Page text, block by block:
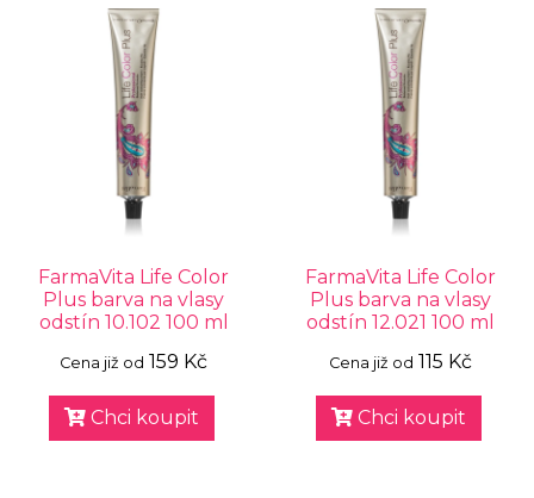
FarmaVita Life Color
Plus barva na vlasy
odstín 10.102 100 ml
Cena již od 159 Kč
Chci koupit
FarmaVita Life Color
Plus barva na vlasy
odstín 12.021 100 ml
Cena již od 115 Kč
Chci koupit